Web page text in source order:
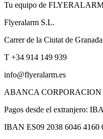
Tu equipo de
Flyeralarm S.L.
Carrer de la Ciutat de
T +34 914 149 939
info@flyeralarm.es
ABANCA
Pagos desde el extranjero:
IBAN ES09 2038 6046 4160